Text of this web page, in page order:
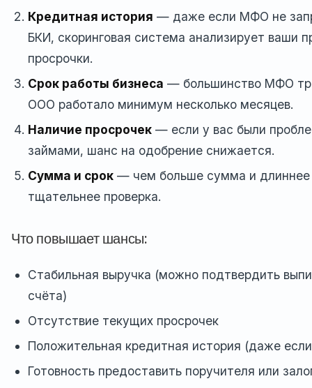
Кредитная история — даже если МФО не
БКИ, скоринговая система анализирует ваши
просрочки.
Срок работы бизнеса — большинство МФО
ООО работало минимум несколько месяцев.
Наличие просрочек — если у вас были
займами, шанс на одобрение снижается.
Сумма и срок — чем больше сумма и длиннее
тщательнее проверка.
Что повышает шансы:
Стабильная выручка (можно подтвердить
счёта)
Отсутствие текущих просрочек
Положительная кредитная история (даже
Готовность предоставить поручителя или